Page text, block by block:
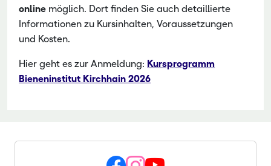
online möglich. Dort finden Sie auch detaillierte
Informationen zu Kursinhalten, Voraussetzungen
und Kosten.
Hier geht es zur Anmeldung: Kursprogramm
Bieneninstitut Kirchhain 2026